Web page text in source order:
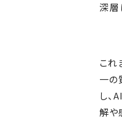
深層
これ
一の
し、
解や